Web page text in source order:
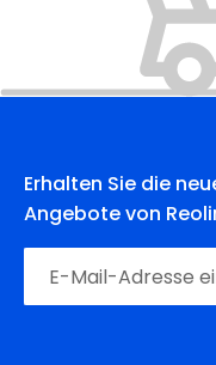
Erhalten Sie die
Angebote von